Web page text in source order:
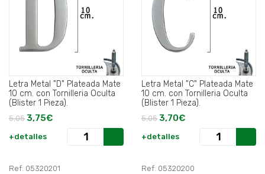
Letra Metal "D" Plateada Mate
10 cm. con Tornilleria Oculta
(Blister 1 Pieza).
5,05 3,75€
+detalles
Letra Metal "C" Plateada Mate
10 cm. con Tornilleria Oculta
(Blister 1 Pieza).
5,05 3,70€
+detalles
Ref: 05320201 Ref: 05320200